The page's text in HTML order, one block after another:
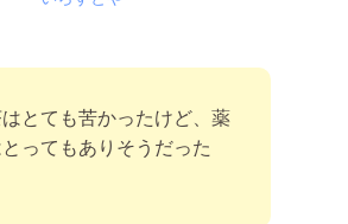
とても苦かったけど、薬
ってもありそうだった